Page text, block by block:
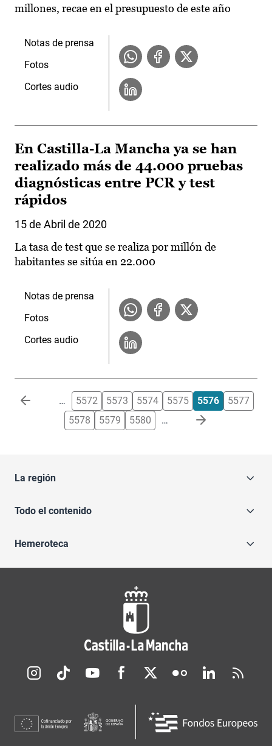
millones, recae en el presupuesto de este año
Notas de prensa
Fotos
Cortes audio
En Castilla-La Mancha ya se han
realizado más de 44.000 pruebas
diagnósticas entre PCR y test
rápidos
15 de Abril de 2020
La tasa de test que se realiza por millón de
habitantes se sitúa en 22.000
Notas de prensa
Fotos
Cortes audio
Paginación … 5572 5573 5574 5575 5576
5577
5578
5579 5580 …
La región
Todo el contenido
Hemeroteca
Redes sociales JCCM